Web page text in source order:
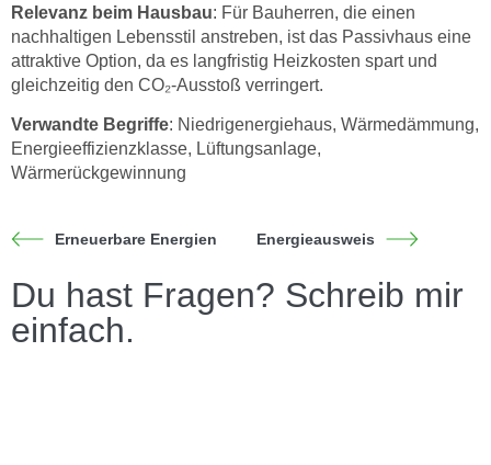
Relevanz beim Hausbau: Für Bauherren, die einen
nachhaltigen Lebensstil anstreben, ist das Passivhaus eine
attraktive Option, da es langfristig Heizkosten spart und
gleichzeitig den CO₂-Ausstoß verringert.
Verwandte Begriffe: Niedrigenergiehaus, Wärmedämmung,
Energieeffizienzklasse, Lüftungsanlage,
Wärmerückgewinnung
Erneuerbare Energien Energieausweis
Du hast Fragen? Schreib mir
einfach.